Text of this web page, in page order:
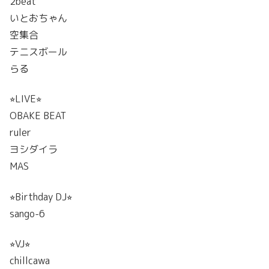
いとおちゃん
空集合
テニスボール
らる
⭐︎LIVE⭐︎
OBAKE BEAT
ruler
ヨシダイラ
MAS
⭐︎Birthday DJ⭐︎
sango-6
⭐︎VJ⭐︎
chillcawa